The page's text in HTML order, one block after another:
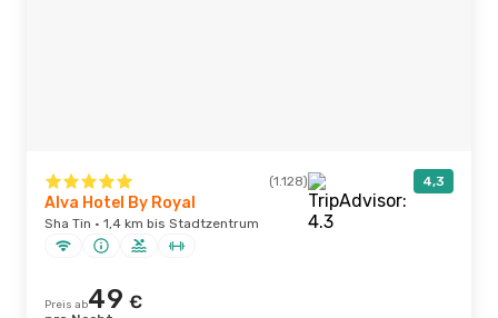
(1.128) 4,3
Alva Hotel By Royal
Sha Tin · 1,4 km bis Stadtzentrum
Preis ab49 €